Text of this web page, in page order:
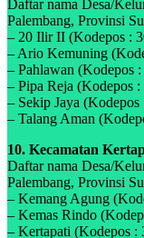
Daftar nama Desa/
Palembang, Provinsi
– 20 Ilir II (Kodepos :
– Ario Kemuning
– Pahlawan (Kodepos
– Pipa Reja (Kodepos
– Sekip Jaya (Kodepos
– Talang Aman
10. Kecamatan
Daftar nama Desa/
Palembang, Provinsi
– Kemang Agung
– Kemas Rindo
– Kertapati (Kodepos :